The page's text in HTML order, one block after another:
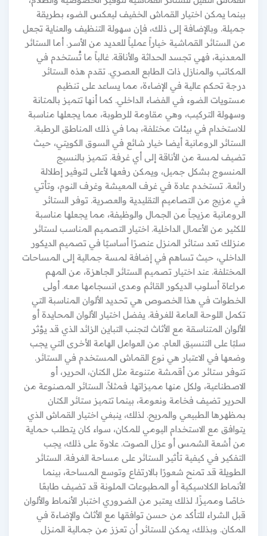
بينما يمكن اختيار القماش الخفيف ليعكس الضوء بطريقة
جميلة. وبالإضافة إلى ذلك، فإن سهولة التنظيف والعناية تجعل
من الستائر القماشية خياراً عملياً للعديد من الأسر. أما الستائر
المعدنية، فهي تجسد الحداثة والأناقة. غالباً ما تُستخدم في
المكاتب والمنازل ذات الطابع العصري. تقدم هذه الستائر
درجة تحكم عالية في الإضاءة، مما يساعد على تنظيم
مستويات الضوء في الفضاء الداخلي. كما أنها تتميز بالمتانة
وسهولة التركيب، وهي مقاومة للرطوبة، مما يجعلها مناسبة
للاستخدام في بيئات مختلفة، بما في ذلك المناطق الرطبة.
الستائر الرومانية أيضا خيار شائع في السوق الكويتي، حيث
تضيف لمسة من الأناقة إلى أي غرفة. تتميز بالنسيج
المنسوج بشكل جميل، ويمكن رفعها لأعلى لتوفير إطلالة
رائعة. تستخدم عادة في غرف المعيشة وغرف النوم، وتأتي
في مزيج من التصاميم التقليدية والعصرية. توفر الستائر
الرومانية مزيجاً من الجمال والوظيفة، مما يجعلها مناسبة
للكثير من الأعمال الداخلية. اختيار التصميم المناسب لستائر
منزلك تعد ستائر المنزل عنصرًا أساسيًا في تصميم الديكور
الداخلي، حيث تساهم في إضافة لمسة جمالية إلى المساحات
المختلفة. عند اختيار تصميم الستائر الجاهزة، من المهم
مراعاة أسلوب الديكور القائم ومدى انسجامها معه. أولى
الخطوات في هذا الخصوص هي تحديد الألوان المناسبة التي
تكمل اللوحة العامة للغرفة. يفضل اختيار الألوان المحايدة أو
الألوان المتناسقة مع الأثاث لتجنب التباين الزائد الذي قد يؤثر
سلبًا على التنسيق العام. من العوامل الهامة الأخرى التي يجب
وضعها في الاعتبار هي نوع القماش المستخدم في الستائر.
تتوفر ستائر من أقمشة متنوعة مثل الكتان، الحرير، أو
الاصطناعية، ولكل منها مميزاتها. فمثلاً، الستائر المصنوعة من
الحرير تضيف فخامة ونعومة، بينما تتميز ستائر الكتان
بمظهرها الطبيعي والمريح. لذلك، ينبغي اختيار القماش الذي
يتوافق مع الاستخدام اليومي للمكان، سواء كان يتطلب حماية
من أشعة الشمس أو عزل الصوت. علاوة على ذلك، يجب
التفكير في كيفية تأثير الستائر على مساحة الغرفة. الستائر
الطويلة قد تمنح شعورًا بالارتفاع وتوسع المساحة، بينما
الأنماط الكلاسيكية أو المطبوعات الملونة قد تضيف طابعًا
خاصًا ومميزًا. لذلك يعتبر من الضروري اختبار الأنماط والألوان
قبل الشراء للتأكد من حسن توافقها مع الأثاث والإضاءة في
المكان. وبذلك، يمكن للستائر أن تعزز من جمالية المنزل